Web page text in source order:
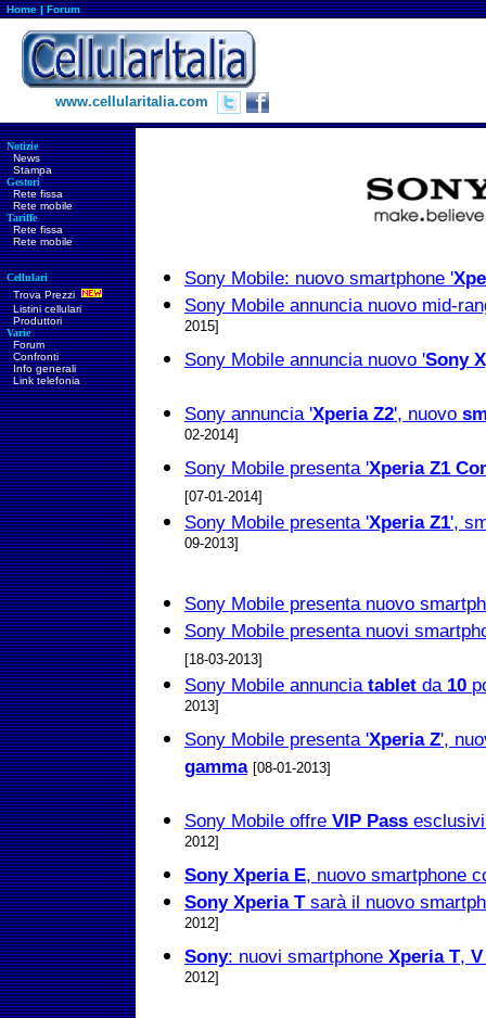
Home|Forum
www.cellularitalia.com
Notizie
News
Stampa
Gestori
Rete fissa
Rete mobile
Tariffe
Rete fissa
Rete mobile
Cellulari
Trova Prezzi
Listini cellulari
Produttori
Varie
Forum
Confronti
Info generali
Link telefonia
Sony Mobile: nuovo smartphone '
Sony Mobile annuncia nuovo mid-
2015]
Sony Mobile annuncia nuovo 'Sony
Sony annuncia 'Xperia Z2', nuovo
02-2014]
Sony Mobile presenta 'Xperia Z1
[07-01-2014]
Sony Mobile presenta 'Xperia Z1',
09-2013]
Sony Mobile presenta nuovo
Sony Mobile presenta nuovi
[18-03-2013]
Sony Mobile annuncia tablet da 10
2013]
Sony Mobile presenta 'Xperia Z',
gamma [08-01-2013]
Sony Mobile offre VIP Pass
2012]
Sony Xperia E, nuovo smartphone
Sony Xperia Tsarà il nuovo
2012]
Sony: nuovi smartphone Xperia T, V
2012]